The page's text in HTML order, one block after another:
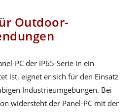
Outdoor-
PC der IP65-Serie in ein
ist, eignet er sich für den Einsatz
Industrieumgebungen. Bei
widersteht der Panel-PC mit der